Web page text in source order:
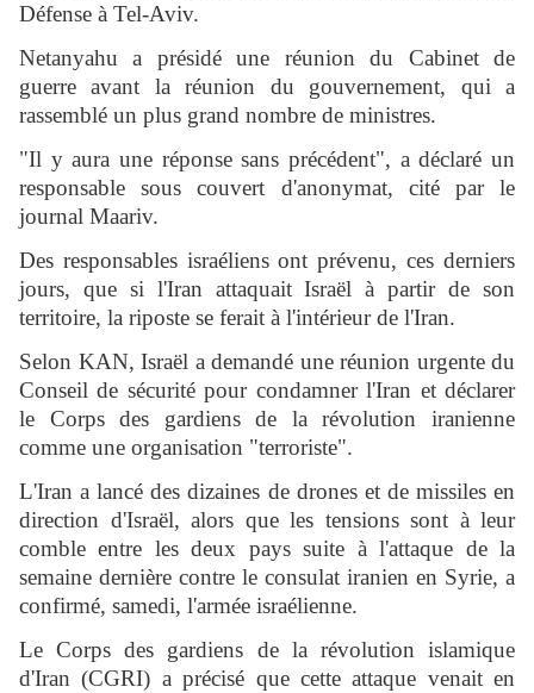
Défense à Tel-Aviv.
Netanyahu a présidé une réunion du Cabinet de
guerre avant la réunion du gouvernement, qui a
rassemblé un plus grand nombre de ministres.
"Il y aura une réponse sans précédent", a déclaré un
responsable sous couvert d'anonymat, cité par le
journal Maariv.
Des responsables israéliens ont prévenu, ces derniers
jours, que si l'Iran attaquait Israël à partir de son
territoire, la riposte se ferait à l'intérieur de l'Iran.
Selon KAN, Israël a demandé une réunion urgente du
Conseil de sécurité pour condamner l'Iran et déclarer
le Corps des gardiens de la révolution iranienne
comme une organisation "terroriste".
L'Iran a lancé des dizaines de drones et de missiles en
direction d'Israël, alors que les tensions sont à leur
comble entre les deux pays suite à l'attaque de la
semaine dernière contre le consulat iranien en Syrie, a
confirmé, samedi, l'armée israélienne.
Le Corps des gardiens de la révolution islamique
d'Iran (CGRI) a précisé que cette attaque venait en